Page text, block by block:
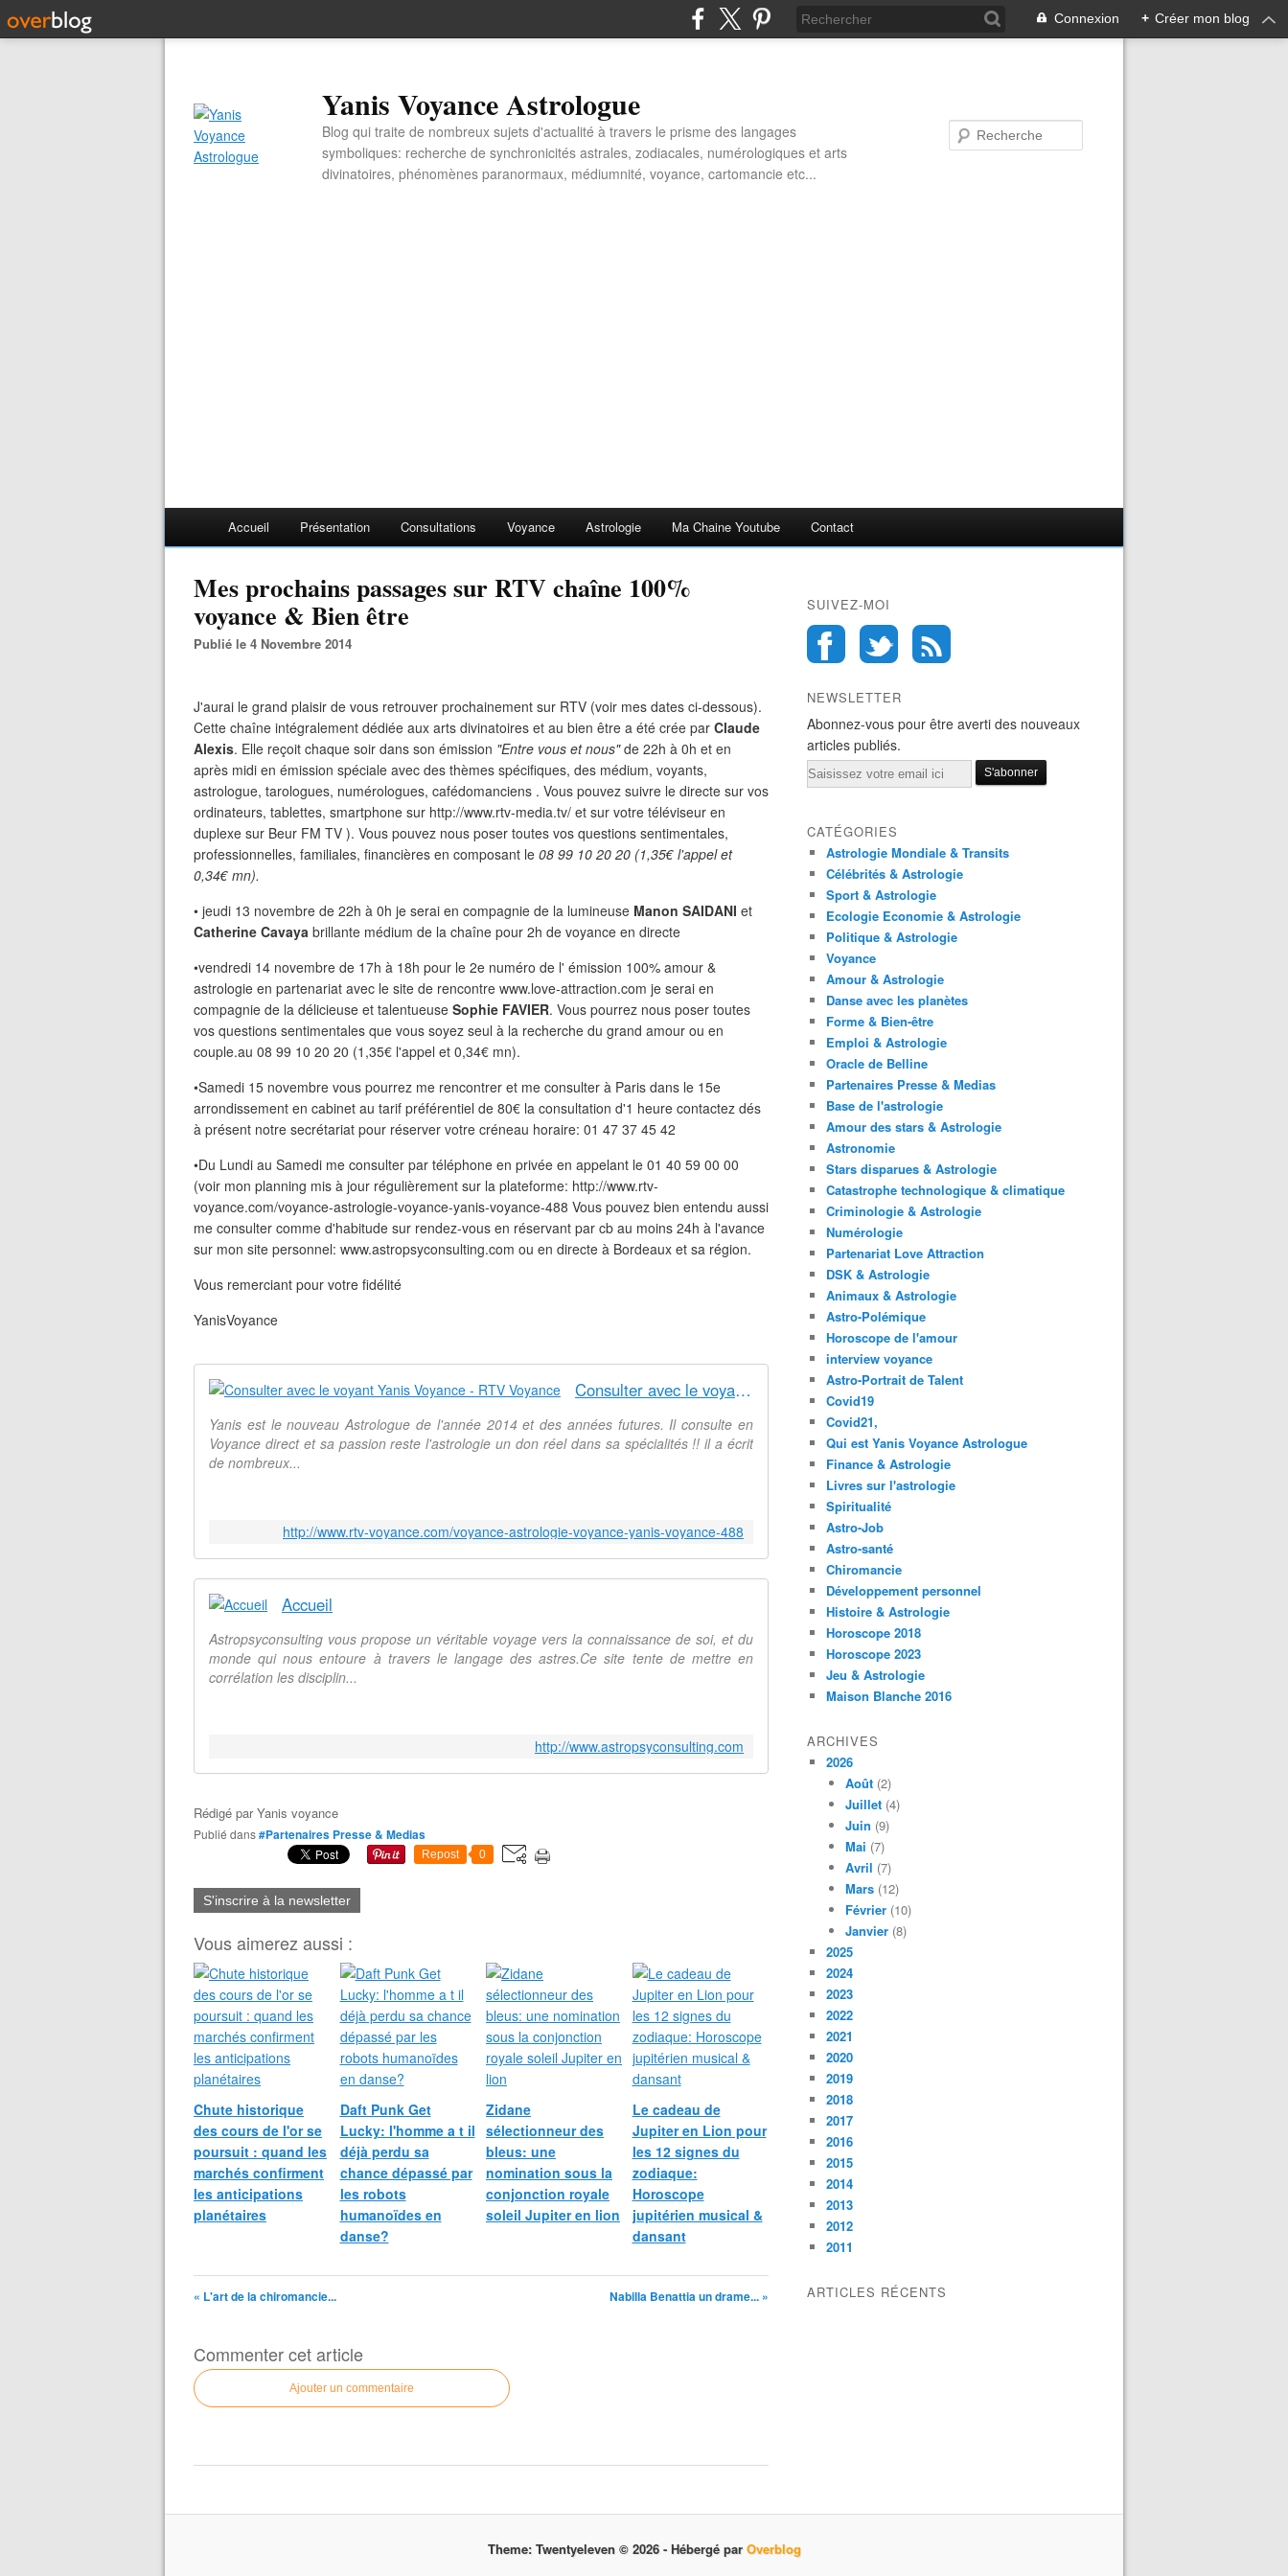
Connexion + Créer mon blog
Yanis Voyance Astrologue
Blog qui traite de nombreux sujets d'actualité à travers le prisme des langages
symboliques: recherche de synchronicités astrales, zodiacales, numérologiques et arts
divinatoires, phénomènes paranormaux, médiumnité, voyance, cartomancie etc...
Accueil Présentation Consultations Voyance Astrologie Ma Chaine Youtube Contact
Mes prochains passages sur RTV chaîne 100%
voyance & Bien être
Publié le 4 Novembre 2014
J'aurai le grand plaisir de vous retrouver prochainement sur RTV (voir mes dates ci-dessous).
Cette chaîne intégralement dédiée aux arts divinatoires et au bien être a été crée par Claude
Alexis. Elle reçoit chaque soir dans son émission "Entre vous et nous"de 22h à 0h et en
après midi en émission spéciale avec des thèmes spécifiques, des médium, voyants,
astrologue, tarologues, numérologues, cafédomanciens . Vous pouvez suivre le directe sur vos
ordinateurs, tablettes, smartphone sur http://www.rtv-media.tv/ et sur votre téléviseur en
duplexe sur Beur FM TV ). Vous pouvez nous poser toutes vos questions sentimentales,
professionnelles, familiales, financières en composant le 08 99 10 20 20 (1,35€ l'appel et
0,34€ mn).
• jeudi 13 novembre de 22h à 0h je serai en compagnie de la lumineuse Manon SAIDANI et
Catherine Cavaya brillante médium de la chaîne pour 2h de voyance en directe
•vendredi 14 novembre de 17h à 18h pour le 2e numéro de l' émission 100% amour &
astrologie en partenariat avec le site de rencontre www.love-attraction.com je serai en
compagnie de la délicieuse et talentueuse Sophie FAVIER. Vous pourrez nous poser toutes
vos questions sentimentales que vous soyez seul à la recherche du grand amour ou en
couple.au 08 99 10 20 20 (1,35€ l'appel et 0,34€ mn).
•Samedi 15 novembre vous pourrez me rencontrer et me consulter à Paris dans le 15e
arrondissement en cabinet au tarif préférentiel de 80€ la consultation d'1 heure contactez dés
à présent notre secrétariat pour réserver votre créneau horaire: 01 47 37 45 42
•Du Lundi au Samedi me consulter par téléphone en privée en appelant le 01 40 59 00 00
(voir mon planning mis à jour régulièrement sur la plateforme: http://www.rtv-
voyance.com/voyance-astrologie-voyance-yanis-voyance-488 Vous pouvez bien entendu aussi
me consulter comme d'habitude sur rendez-vous en réservant par cb au moins 24h à l'avance
sur mon site personnel: www.astropsyconsulting.com ou en directe à Bordeaux et sa région.
Vous remerciant pour votre fidélité
YanisVoyance
Consulter avec le voyant Yanis Voyance - RTV Voyance
Yanis est le nouveau Astrologue de l'année 2014 et des années futures. Il consulte en
Voyance direct et sa passion reste l'astrologie un don réel dans sa spécialités !! il a écrit
de nombreux...
http://www.rtv-voyance.com/voyance-astrologie-voyance-yanis-voyance-488
Accueil
Astropsyconsulting vous propose un véritable voyage vers la connaissance de soi, et du
monde qui nous entoure à travers le langage des astres.Ce site tente de mettre en
corrélation les disciplin...
http://www.astropsyconsulting.com
Rédigé parYanis voyance
Publié dans#Partenaires Presse & Medias
Repost 0
S'inscrire à la newsletter
Vous aimerez aussi :
Chute historique
des cours de l'or se
poursuit : quand les
marchés confirment
les anticipations
planétaires
Daft Punk Get
Lucky: l'homme a t il
déjà perdu sa
chance dépassé par
les robots
humanoïdes en
danse?
Zidane
sélectionneur des
bleus: une
nomination sous la
conjonction royale
soleil Jupiter en lion
Le cadeau de
Jupiter en Lion pour
les 12 signes du
zodiaque:
Horoscope
jupitérien musical &
dansant
« L'art de la chiromancie... Nabilla Benattia un drame... »
Commenter cet article
Ajouter un commentaire
SUIVEZ-MOI
NEWSLETTER
Abonnez-vous pour être averti des nouveaux
articles publiés.
Email
CATÉGORIES
Astrologie Mondiale & Transits
Célébrités & Astrologie
Sport & Astrologie
Ecologie Economie & Astrologie
Politique & Astrologie
Voyance
Amour & Astrologie
Danse avec les planètes
Forme & Bien-être
Emploi & Astrologie
Oracle de Belline
Partenaires Presse & Medias
Base de l'astrologie
Amour des stars & Astrologie
Astronomie
Stars disparues & Astrologie
Catastrophe technologique & climatique
Criminologie & Astrologie
Numérologie
Partenariat Love Attraction
DSK & Astrologie
Animaux & Astrologie
Astro-Polémique
Horoscope de l'amour
interview voyance
Astro-Portrait de Talent
Covid19
Covid21,
Qui est Yanis Voyance Astrologue
Finance & Astrologie
Livres sur l'astrologie
Spiritualité
Astro-Job
Astro-santé
Chiromancie
Développement personnel
Histoire & Astrologie
Horoscope 2018
Horoscope 2023
Jeu & Astrologie
Maison Blanche 2016
ARCHIVES
2026
Août (2)
Juillet (4)
Juin (9)
Mai (7)
Avril (7)
Mars (12)
Février (10)
Janvier (8)
2025
2024
2023
2022
2021
2020
2019
2018
2017
2016
2015
2014
2013
2012
2011
ARTICLES RÉCENTS
Theme: Twentyeleven © 2026 - Hébergé par Overblog